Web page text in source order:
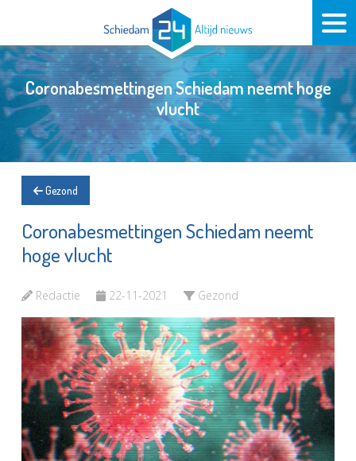
Coronabesmettingen Schiedam neemt hoge
vlucht
Gezond
Coronabesmettingen Schiedam neemt
hoge vlucht
Redactie 22-11-2021 Gezond